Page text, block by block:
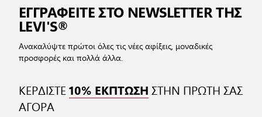
ΕΓΓΡΑΦΕΙΤΕ ΣΤΟ NEWSLETTER ΤΗΣ
LEVI'S®
Ανακαλύψτε πρώτοι όλες τις νέες αφίξεις, μοναδικές
προσφορές και πολλά άλλα.
ΚΕΡΔΙΣΤΕ10% ΕΚΠΤΩΣΗ ΣΤΗΝ ΠΡΩΤΗ ΣΑΣ
ΑΓΟΡΑ